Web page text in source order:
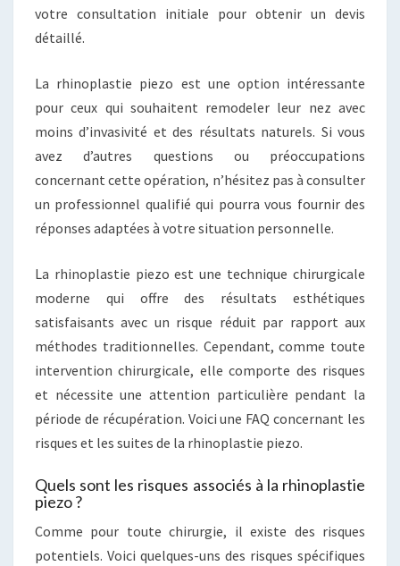
votre consultation initiale pour obtenir un devis
détaillé.
La rhinoplastie piezo est une option intéressante
pour ceux qui souhaitent remodeler leur nez avec
moins d’invasivité et des résultats naturels. Si vous
avez d’autres questions ou préoccupations
concernant cette opération, n’hésitez pas à consulter
un professionnel qualifié qui pourra vous fournir des
réponses adaptées à votre situation personnelle.
La rhinoplastie piezo est une technique chirurgicale
moderne qui offre des résultats esthétiques
satisfaisants avec un risque réduit par rapport aux
méthodes traditionnelles. Cependant, comme toute
intervention chirurgicale, elle comporte des risques
et nécessite une attention particulière pendant la
période de récupération. Voici une FAQ concernant les
risques et les suites de la rhinoplastie piezo.
Quels sont les risques associés à la rhinoplastie
piezo ?
Comme pour toute chirurgie, il existe des risques
potentiels. Voici quelques-uns des risques spécifiques